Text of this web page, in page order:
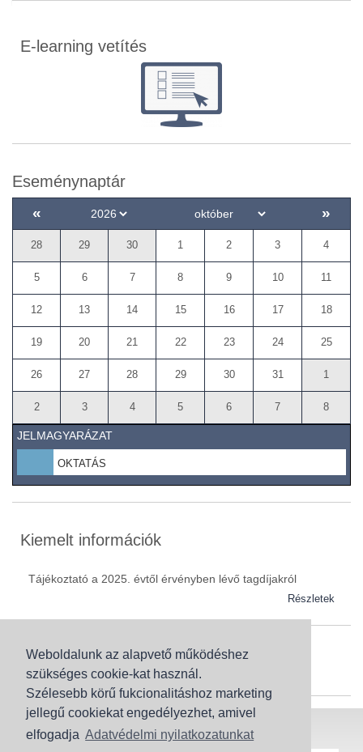
Weboldalunk az alapvető működéshez
szükséges cookie-kat használ.
Szélesebb körű fukcionalitáshoz marketing
jellegű cookiekat engedélyezhet, amivel
elfogadja Adatvédelmi nyilatkozatunkat
E-learning vetítés
Eseménynaptár
« »
28 29 30 1 2 3 4
5 6 7 8 9 10 11
12 13 14 15 16 17 18
19 20 21 22 23 24 25
26 27 28 29 30 31 1
2 3 4 5 6 7 8
JELMAGYARÁZAT
OKTATÁS
Kiemelt információk
Tájékoztató a 2025. évtől érvényben lévő tagdíjakról
Részletek
Szaknévsor
Szaknévsorunk folyamatosan bővül.
Baranya (62)
Bács-Kiskun (43)
Honlaptérkép Adatvédelem